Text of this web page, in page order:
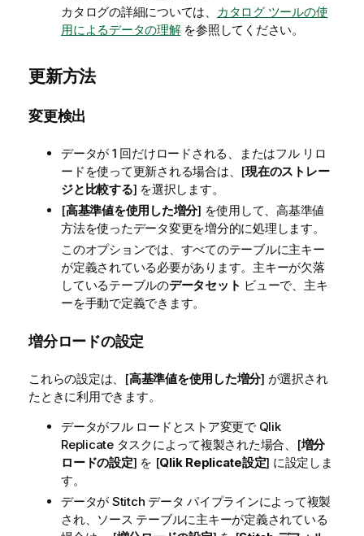
カタログの詳細については、
カタログ ツールの使
用によるデータの理解を参照してください。
更新方法
変更検出
データが 1 回だけロードされる、またはフル リロ
ードを使って更新される場合は、[現在のストレー
ジと比較する] を選択します。
[高基準値を使用した増分] を使用して、高基準値
方法を使ったデータ変更を増分的に処理します。
このオプションでは、すべてのテーブルに主キー
が定義されている必要があります。主キーが欠落
しているテーブルのデータセット ビューで、主キ
ーを手動で定義できます。
増分ロードの設定
これらの設定は、[高基準値を使用した増分] が選択され
たときに利用できます。
データがフル ロードとストア変更で Qlik
Replicateタスクによって複製された場合、[増分
ロードの設定] を [Qlik Replicate設定] に設定しま
す。
データが Stitch データ パイプラインによって複製
され、ソース テーブルに主キーが定義されている